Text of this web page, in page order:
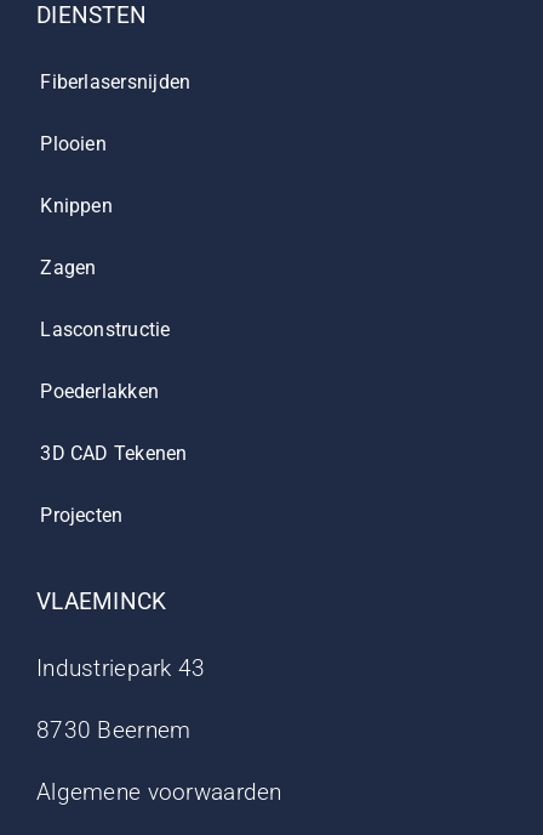
DIENSTEN
Fiberlasersnijden
Plooien
Knippen
Zagen
Lasconstructie
Poederlakken
3D CAD Tekenen
Projecten
VLAEMINCK
Industriepark 43
8730 Beernem
Algemene voorwaarden